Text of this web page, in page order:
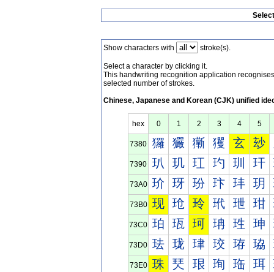
Show characters with stroke(s).
Select a character by clicking it.
This handwriting recognition application
selected number of strokes.
Chinese, Japanese and Korean (CJK) unified
hex 0 1 2 3 4 5
7380 玀 玁 玂 玃 玄 玅
7390 玐 玑 玒 玓 玔 玕
73A0 玠 玡 玢 玣 玤 玥
73B0 现 玱 玲 玳 玴 玵
73C0 珀 珁 珂 珃 珄 珅
73D0 珐 珑 珒 珓 珔 珕
73E0 珠 珡 珢 珣 珤 珥